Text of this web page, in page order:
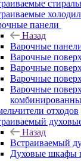
панели
Назад
Варочные
Варочные
Варочные
Варочные
Варочные
отходов
Назад
Встраиваемый
Духовые шкафы